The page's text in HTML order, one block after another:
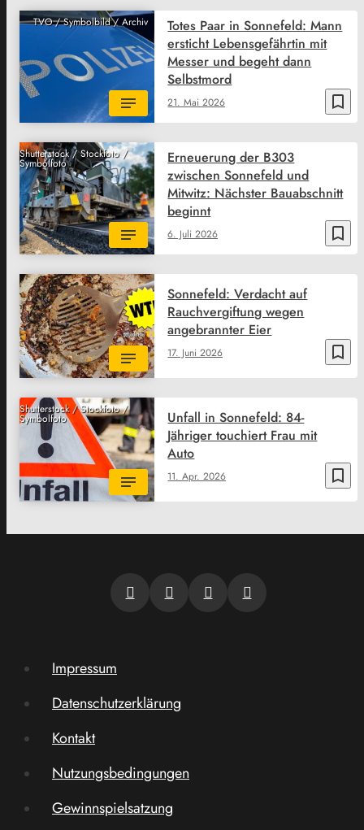
TVO / Symbolbild / Archiv
bookmark_border
21. Mai 2026
Totes Paar in Sonnefeld: Mann
ersticht Lebensgefährtin mit
Messer und begeht dann
Selbstmord
Shutterstock / Stockfoto /
Symbolfoto
bookmark_border
6. Juli 2026
Erneuerung der B303
zwischen Sonnefeld und
Mitwitz: Nächster Bauabschnitt
beginnt
bookmark_border
17. Juni 2026
Sonnefeld: Verdacht auf
Rauchvergiftung wegen
angebrannter Eier
Shutterstock / Stockfoto /
Symbolfoto
bookmark_border
11. Apr. 2026
Unfall in Sonnefeld: 84-
Jähriger touchiert Frau mit
Auto
Impressum
Datenschutzerklärung
Kontakt
Nutzungsbedingungen
Gewinnspielsatzung